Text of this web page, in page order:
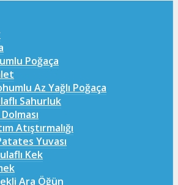
Poğaça
Az Yağlı Poğaça
Sahurluk
Atıştırmalığı
Yuvası
Kek
Ara Öğün